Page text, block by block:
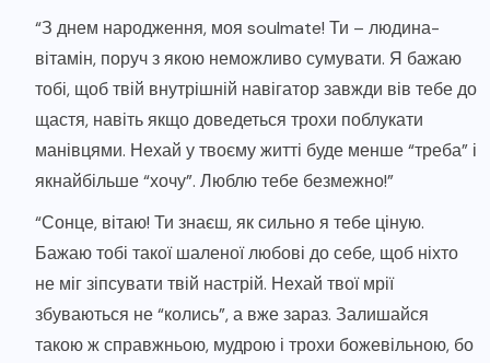
“З днем народження, моя soulmate! Ти – людина-
вітамін, поруч з якою неможливо сумувати. Я бажаю
тобі, щоб твій внутрішній навігатор завжди вів тебе до
щастя, навіть якщо доведеться трохи поблукати
манівцями. Нехай у твоєму житті буде менше “треба” і
якнайбільше “хочу”. Люблю тебе безмежно!”
“Сонце, вітаю! Ти знаєш, як сильно я тебе ціную.
Бажаю тобі такої шаленої любові до себе, щоб ніхто
не міг зіпсувати твій настрій. Нехай твої мрії
збуваються не “колись”, а вже зараз. Залишайся
такою ж справжньою, мудрою і трохи божевільною, бо